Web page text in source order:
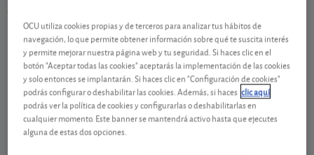
Contenido reservado a SOCIOS
Gestiona tu dinero con visión
experta
OCU utiliza cookies propias y de terceros para analizar tus hábitos de
navegación, lo que permite obtener información sobre qué te suscita interés
y permite mejorar nuestra página web y tu seguridad. Si haces clic en el
botón "Aceptar todas las cookies" aceptarás la implementación de las cookies
y solo entonces se implantarán. Si haces clic en "Configuración de cookies"
podrás configurar o deshabilitar las cookies. Además, si haces clic aquí
podrás ver la política de cookies y configurarlas o deshabilitarlas en
cualquier momento. Este banner se mantendrá activo hasta que ejecutes
alguna de estas dos opciones.